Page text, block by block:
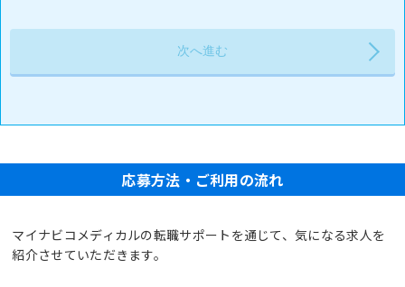
応募方法・ご利用の流れ
マイナビコメディカルの転職サポートを通じて、気になる求人を
紹介させていただきます。